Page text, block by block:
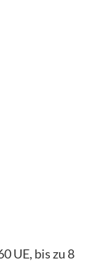
UE, bis zu 8